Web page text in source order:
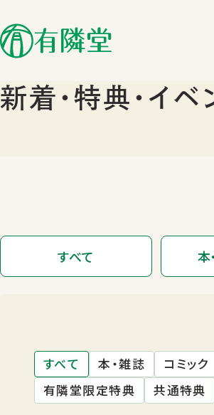
新着･特典･イベ
すべて 本
すべて 本・雑誌 コミック
有隣堂限定特典
共通特典